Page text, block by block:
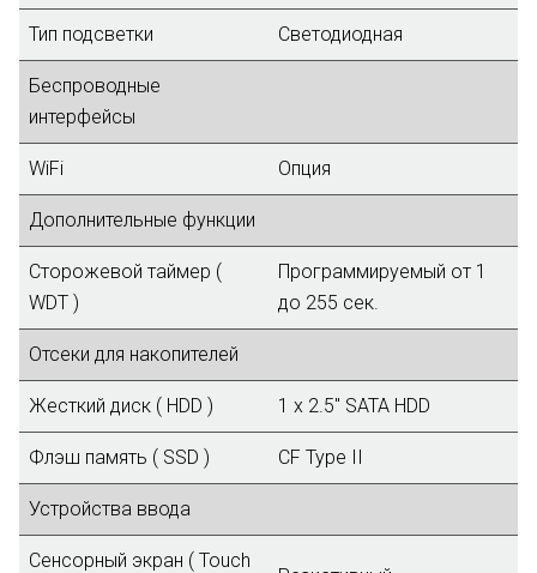
Тип подсветки Светодиодная
Беспроводные
интерфейсы
WiFi Опция
Дополнительные функции
Сторожевой таймер (
WDT )
Программируемый от 1
до 255 сек.
Отсеки для накопителей
Жесткий диск ( HDD ) 1 x 2.5" SATA HDD
Флэш память ( SSD ) CF Type II
Устройства ввода
Сенсорный экран ( Touch